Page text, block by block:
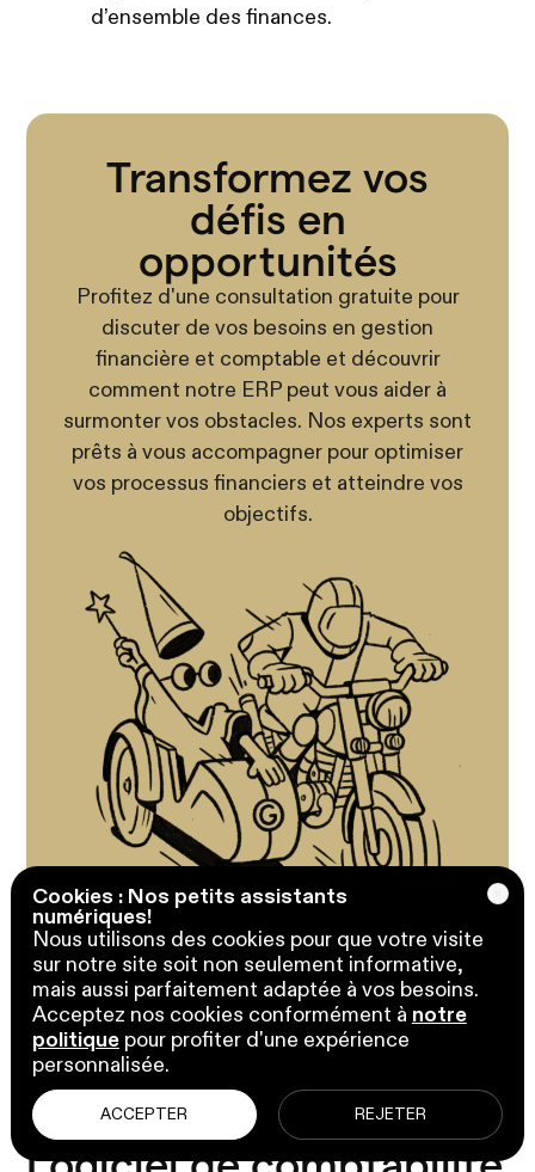
Cookies : Nos petits assistants
numériques!
Nous utilisons des cookies pour que votre visite
sur notre site soit non seulement informative,
mais aussi parfaitement adaptée à vos besoins.
Acceptez nos cookies conformément à notre
politiquepour profiter d'une expérience
personnalisée.
ACCEPTER REJETER
d’ensemble des finances.
Transformez vos
défis en
opportunités
Profitez d'une consultation gratuite pour
discuter de vos besoins en gestion
financière et comptable et découvrir
comment notre ERP peut vous aider à
surmonter vos obstacles. Nos experts sont
prêts à vous accompagner pour optimiser
vos processus financiers et atteindre vos
objectifs.
Appel découverte gratuit